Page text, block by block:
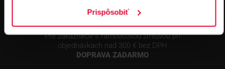
Prispôsobiť
Pre zákazníkov s rámovcovou zmluvou pri
objednávkach nad 300 € bez DPH
DOPRAVA ZADARMO